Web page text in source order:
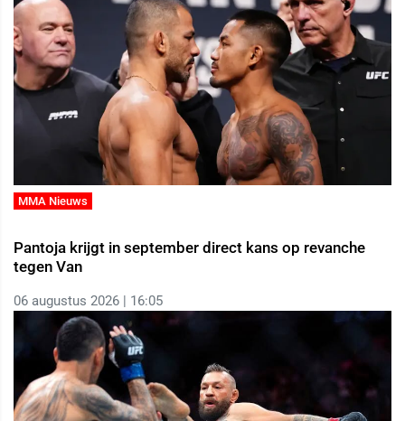
MMA Nieuws
Pantoja krijgt in september direct kans op revanche
tegen Van
06 augustus 2026 | 16:05